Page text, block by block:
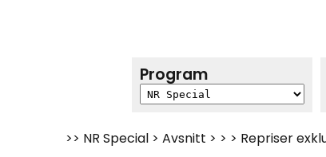
Program
>> NR Special > Avsnitt > > > Repriser